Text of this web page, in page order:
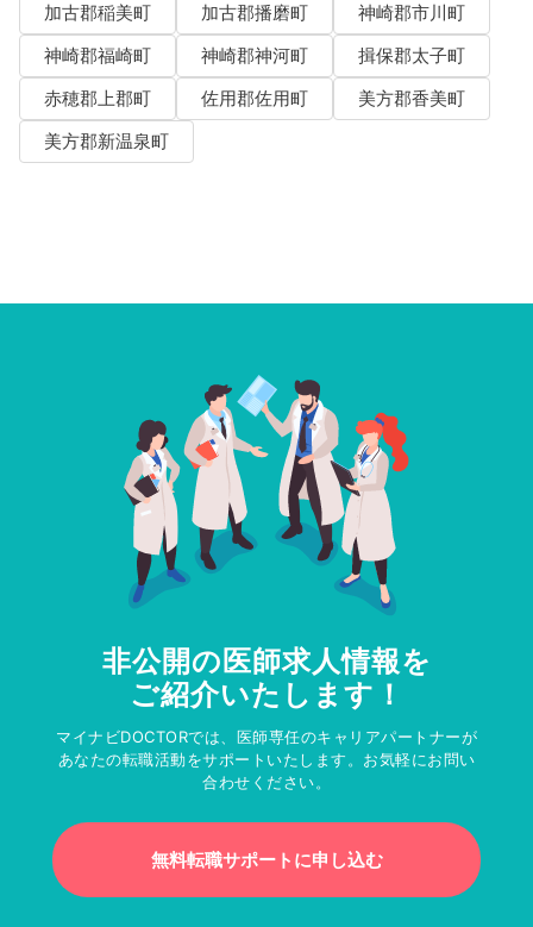
加古郡稲美町
加古郡播磨町
神崎郡市川町
神崎郡福崎町
神崎郡神河町
揖保郡太子町
赤穂郡上郡町
佐用郡佐用町
美方郡香美町
美方郡新温泉町
非公開の医師求人情報を
ご紹介いたします！
マイナビDOCTORでは、医師専任のキャリアパートナーが
あなたの転職活動をサポートいたします。お気軽にお問い
合わせください。
無料転職サポートに申し込む